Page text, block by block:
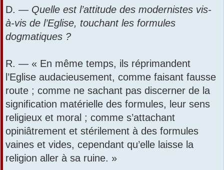
D. — Quelle est l’attitude des modernistes vis-
à-vis de l’Eglise, touchant les formules
dogmatiques ?
R. — « En même temps, ils réprimandent
l’Eglise audacieusement, comme faisant fausse
route ; comme ne sachant pas discerner de la
signification matérielle des formules, leur sens
religieux et moral ; comme s’attachant
opiniâtrement et stérilement à des formules
vaines et vides, cependant qu’elle laisse la
religion aller à sa ruine. »